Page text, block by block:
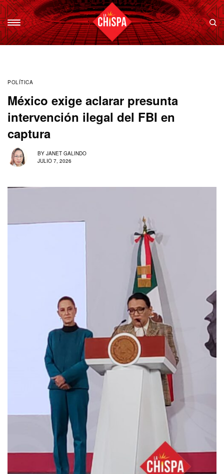
POLÍTICA
México exige aclarar presunta
intervención ilegal del FBI en
captura
BY JANET GALINDO
JULIO 7, 2026